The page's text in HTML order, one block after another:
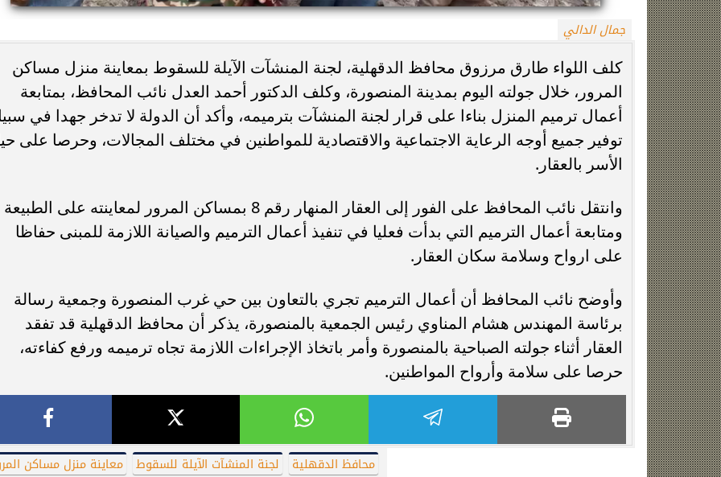
جمال الدالي
كلف اللواء طارق مرزوق محافظ الدقهلية، لجنة المنشآت الآيلة للسقوط بمعاينة منزل مساكن
المرور، خلال جولته اليوم بمدينة المنصورة، وكلف الدكتور أحمد العدل نائب المحافظ، بمتابعة
أعمال ترميم المنزل بناءا على قرار لجنة المنشآت بترميمه، وأكد أن الدولة لا تدخر جهدا في
توفير جميع أوجه الرعاية الاجتماعية والاقتصادية للمواطنين في مختلف المجالات، وحرصا على
الأسر بالعقار.
وانتقل نائب المحافظ على الفور إلى العقار المنهار رقم 8 بمساكن المرور لمعاينته على الطبيعة
ومتابعة أعمال الترميم التي بدأت فعليا في تنفيذ أعمال الترميم والصيانة اللازمة للمبنى حفاظا
على ارواح وسلامة سكان العقار.
وأوضح نائب المحافظ أن أعمال الترميم تجري بالتعاون بين حي غرب المنصورة وجمعية رسالة
برئاسة المهندس هشام المناوي رئيس الجمعية بالمنصورة، يذكر أن محافظ الدقهلية قد تفقد
العقار أثناء جولته الصباحية بالمنصورة وأمر باتخاذ الإجراءات اللازمة تجاه ترميمه ورفع كفاءته،
حرصا على سلامة وأرواح المواطنين.
محافظ الدقهلية لجنة المنشآت الآيلة للسقوط معاينة منزل مساكن
حقيقة منتحلة صفة صحفية.. التحقيقات
تكشف سبب مشاجرة سائق النقل الذكي
جنازة سونيا كمال اليوم.. صلاة الظهر في
8 أطعمة تساعد الحامل على التحكم